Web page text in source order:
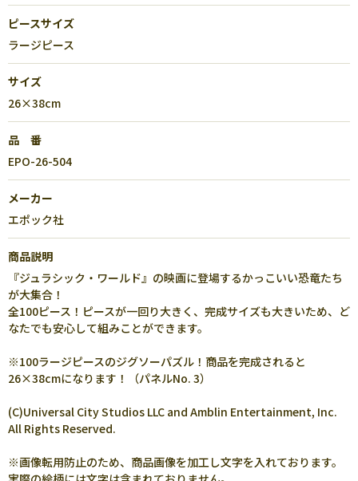
ピースサイズ
ラージピース
サイズ
26×38cm
品 番
EPO-26-504
メーカー
エポック社
商品説明
『ジュラシック・ワールド』の映画に登場するかっこいい恐竜たち
が大集合！
全100ピース！ピースが一回り大きく、完成サイズも大きいため、ど
なたでも安心して組みことができます。
※100ラージピースのジグソーパズル！商品を完成されると
26×38cmになります！（パネルNo. 3）
(C)Universal City Studios LLC and Amblin Entertainment, Inc.
All Rights Reserved.
※画像転用防止のため、商品画像を加工し文字を入れております。